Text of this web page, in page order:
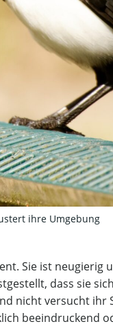
ihre Umgebung
Sie ist neugierig
dass sie
nicht versucht ihr
beeindruckend